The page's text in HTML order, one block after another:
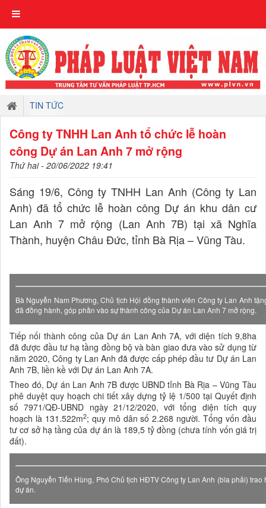
TIN TỨC
Công ty TNHH Lan Anh tổ chức lễ hoàn
công Dự án Lan Anh 7 mở rộng
Thứ hai - 20/06/2022 19:41
Sáng 19/6, Công ty TNHH Lan Anh (Công ty Lan
Anh) đã tổ chức lễ hoàn công Dự án khu dân cư
Lan Anh 7 mở rộng (Lan Anh 7B) tại xã Nghĩa
Thành, huyện Châu Đức, tỉnh Bà Rịa – Vũng Tàu.
Bà Nguyễn Nam Phương, Chủ tịch Hội đồng thành viên Công ty Lan Anh
đã đồng hành, góp phần vào sự thành công của Dự án Lan Anh 7 mở rộng.
Tiếp nối thành công của Dự án Lan Anh 7A, với diện tích 9,8ha
đã được đầu tư hạ tầng đồng bộ và bàn giao đưa vào sử dụng từ
năm 2020, Công ty Lan Anh đã được cấp phép đầu tư Dự án Lan
Anh 7B, liền kề với Dự án Lan Anh 7A.
Theo đó, Dự án Lan Anh 7B được UBND tỉnh Bà Rịa – Vũng Tàu
phê duyệt quy hoạch chi tiết xây dựng tỷ lệ 1/500 tại Quyết định
số 7971/QĐ-UBND ngày 21/12/2020, với tổng diện tích quy
hoạch là 131.522m2; quy mô dân số 2.268 người. Tổng vốn đầu
tư cơ sở hạ tầng của dự án là 189,5 tỷ đồng (chưa tính vốn giá trị
đất).
Ông Nguyễn Tiến Hùng, Phó Chủ tịch HĐTV Công ty Lan Anh (bìa phải)
dự án.